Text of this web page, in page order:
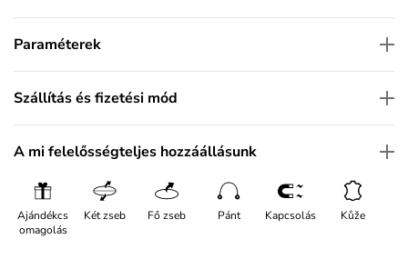
Paraméterek
Szállítás és fizetési mód
A mi felelősségteljes hozzáállásunk
Ajándékcs
omagolás
Két zseb Fő zseb Pánt Kapcsolás Kůže